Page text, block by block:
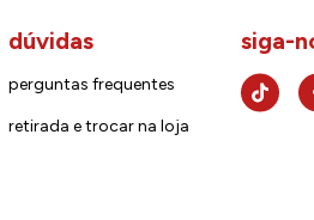
dúvidas
perguntas frequentes
retirada e trocar na loja
siga-